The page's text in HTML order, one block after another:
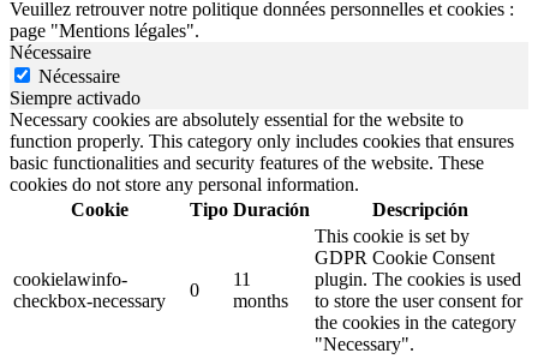
Veuillez retrouver notre politique données personnelles et cookies :
page "Mentions légales".
Nécessaire
Nécessaire
Siempre activado
Necessary cookies are absolutely essential for the website to
function properly. This category only includes cookies that ensures
basic functionalities and security features of the website. These
cookies do not store any personal information.
Cookie
Tipo Duración Descripción
cookielawinfo-
checkbox-necessary
0
11
months
This cookie is set by
GDPR Cookie Consent
plugin. The cookies is used
to store the user consent for
the cookies in the category
"Necessary".